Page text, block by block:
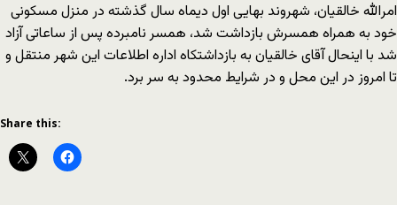
امرالله خالقیان، شهروند بهایی اول دیماه سال گذشته در منزل مسکونی
خود به همراه همسرش بازداشت شد، همسر نامبرده پس از ساعاتی آزاد
شد با اینحال آقای خالقیان به بازداشتکاه اداره اطلاعات این شهر منتقل و
تا امروز در این محل و در شرایط محدود به سر برد.
Share this: